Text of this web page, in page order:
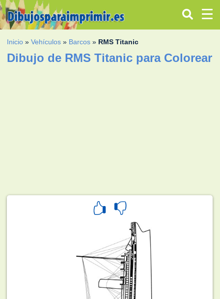
Inicio »Vehículos » Barcos » RMS Titanic
Dibujo de RMS Titanic para Colorear